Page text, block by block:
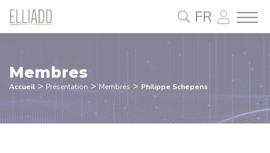
FR
Membres
Accueil > Présentation >Membres > Philippe Schepens
Panneau de gestion des cookies